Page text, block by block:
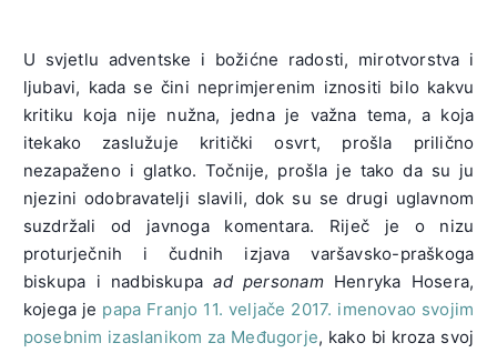
U svjetlu adventske i božićne radosti, mirotvorstva i
ljubavi, kada se čini neprimjerenim iznositi bilo kakvu
kritiku koja nije nužna, jedna je važna tema, a koja
itekako zaslužuje kritički osvrt, prošla prilično
nezapaženo i glatko. Točnije, prošla je tako da su ju
njezini odobravatelji slavili, dok su se drugi uglavnom
suzdržali od javnoga komentara. Riječ je o nizu
proturječnih i čudnih izjava varšavsko-praškoga
biskupa i nadbiskupaad personamHenryka Hosera,
kojega je papa Franjo 11. veljače 2017. imenovao svojim
posebnim izaslanikom za Međugorje, kako bi kroza svoj